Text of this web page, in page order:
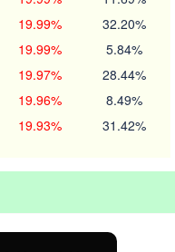
19.99% 32.20%
19.99% 5.84%
19.97% 28.44%
19.96% 8.49%
19.93% 31.42%